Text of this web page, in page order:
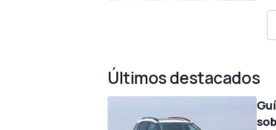
Últimos destacados